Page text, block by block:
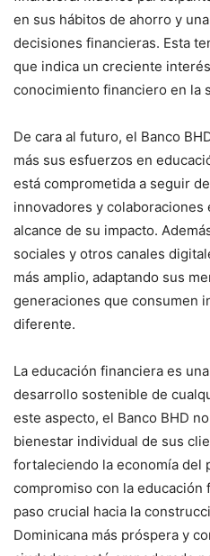
en sus hábitos de ahorro y
decisiones financieras. Esta
que indica un creciente
conocimiento financiero en la
De cara al futuro, el Banco
más sus esfuerzos en
está comprometida a seguir
innovadores y
alcance de su impacto.
sociales y otros canales
más amplio, adaptando sus
generaciones que consumen
diferente.
La educación financiera es
desarrollo sostenible de
este aspecto, el Banco BHD
bienestar individual de sus
fortaleciendo la economía del
compromiso con la educación
paso crucial hacia la
Dominicana más próspera y